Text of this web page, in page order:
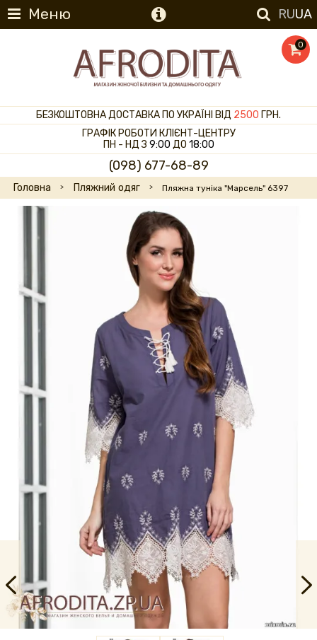
Меню RUUA
0
БЕЗКОШТОВНА ДОСТАВКА ПО УКРАЇНІ ВІД 2500 ГРН.
ГРАФІК РОБОТИ КЛІЄНТ-ЦЕНТРУ
ПН - НД З 9:00 ДО 18:00
(098) 677-68-89
Головна Пляжний одяг Пляжна туніка "Марсель" 6397